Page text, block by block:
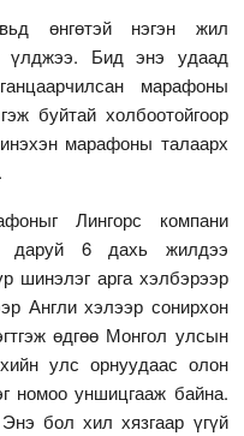
өнгөтэй нэгэн жил
үлджээ. Бид энэ удаад
марафоны
буйтай холбоотойгоор
марафоны талаарх
Лингорс компани
даруй 6 дахь жилдээ
шинэлэг арга хэлбэрээр
Англи хэлээр сонирхон
өдгөө Монгол улсын
улс орнуудаас олон
номоо уншицгааж байна.
бол хил хязгаар үгүй